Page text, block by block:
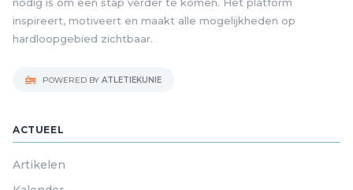
inspireert, motiveert en maakt alle mogelijkheden op
hardloopgebied zichtbaar.
POWERED BY ATLETIEKUNIE
ACTUEEL
Artikelen